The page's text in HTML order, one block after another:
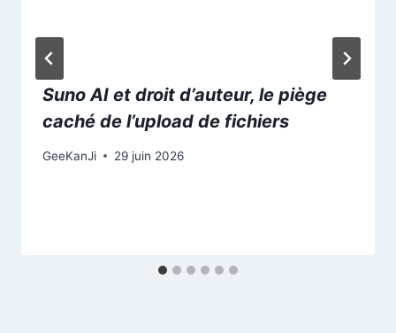
Suno AI et droit d’auteur, le piège
caché de l’upload de fichiers
GeeKanJi 29 juin 2026